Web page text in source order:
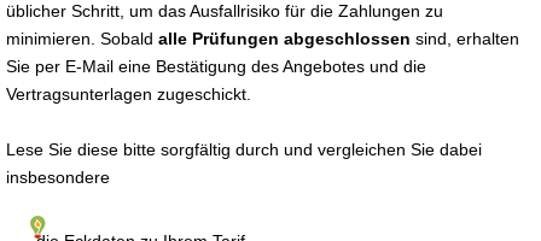
üblicher Schritt, um das Ausfallrisiko für die Zahlungen zu
minimieren. Sobald alle Prüfungen abgeschlossen sind, erhalten
Sie per E-Mail eine Bestätigung des Angebotes und die
Vertragsunterlagen zugeschickt.
Lese Sie diese bitte sorgfältig durch und vergleichen Sie dabei
insbesondere